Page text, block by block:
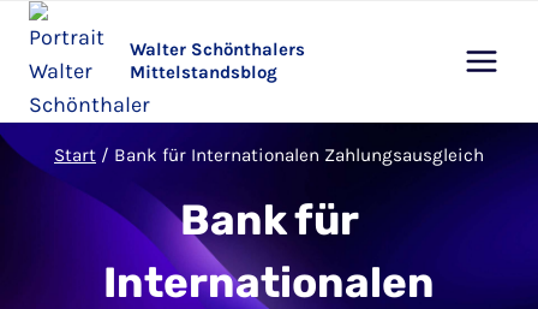
Zum
Inhalt
springen
Walter Schönthalers
Mittelstandsblog
Start / Bank für Internationalen Zahlungsausgleich
Bank für
Internationalen